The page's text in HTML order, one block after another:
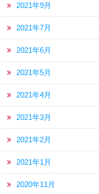
2021年9月
2021年7月
2021年6月
2021年5月
2021年4月
2021年3月
2021年2月
2021年1月
2020年11月